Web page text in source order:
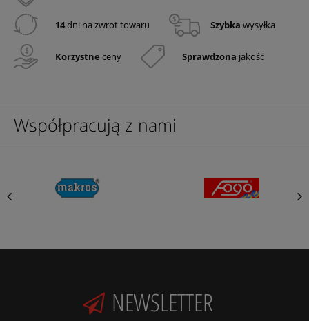
14dni na zwrot towaru Szybka wysyłka
Korzystne ceny Sprawdzona jakość
Współpracują z nami
NEWSLETTER